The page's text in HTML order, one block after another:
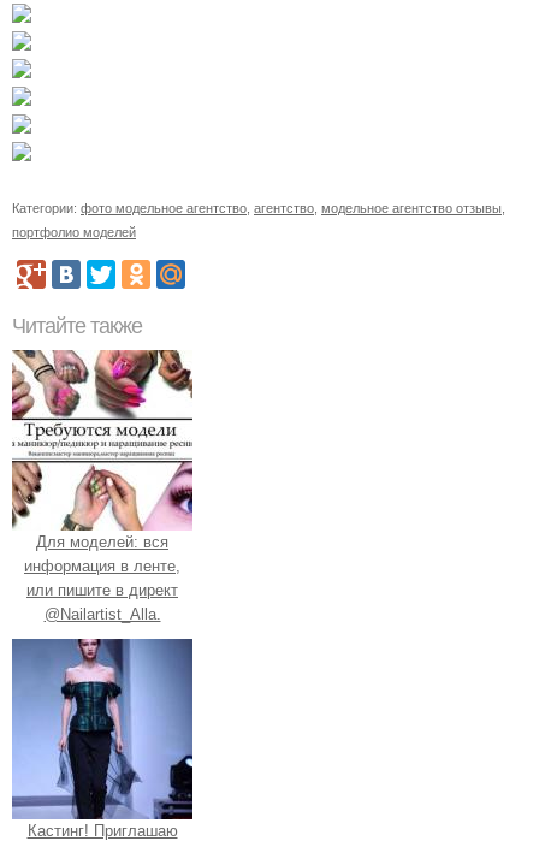
Категории: фото модельное агентство агентство модельное агентство отзывы
портфолио моделей
Читайте также
Для моделей: вся
информация в ленте,
или пишите в директ
@Nailartist_Alla.
Кастинг! Приглашаю